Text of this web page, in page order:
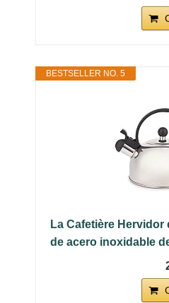
BESTSELLER NO. 5
La Cafetière Hervidor
de acero inoxidable